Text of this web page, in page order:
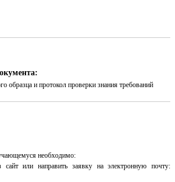
образца и протокол проверки знания требований
необходимо:
или направить заявку на электронную почту: